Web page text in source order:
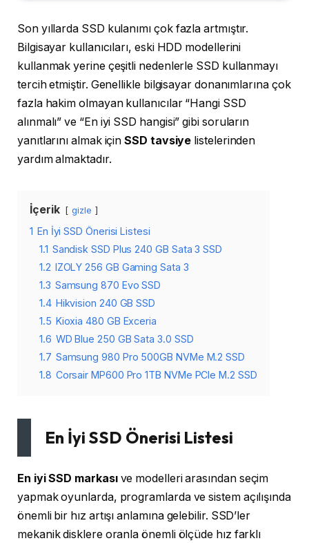
Son yıllarda SSD kulanımı çok fazla artmıştır.
Bilgisayar kullanıcıları, eski HDD modellerini
kullanmak yerine çeşitli nedenlerle SSD kullanmayı
tercih etmiştir. Genellikle bilgisayar donanımlarına çok
fazla hakim olmayan kullanıcılar “Hangi SSD
alınmalı” ve “En iyi SSD hangisi” gibi soruların
yanıtlarını almak içinSSD tavsiye listelerinden
yardım almaktadır.
İçerik gizle
1 En İyi SSD Önerisi Listesi
1.1 Sandisk SSD Plus 240 GB Sata 3 SSD
1.2 IZOLY 256 GB Gaming Sata 3
1.3 Samsung 870 Evo SSD
1.4 Hikvision 240 GB SSD
1.5 Kioxia 480 GB Exceria
1.6 WD Blue 250 GB Sata 3.0 SSD
1.7 Samsung 980 Pro 500GB NVMe M.2 SSD
1.8 Corsair MP600 Pro 1TB NVMe PCIe M.2 SSD
En İyi SSD Önerisi Listesi
En iyi SSD markası ve modelleri arasından seçim
yapmak oyunlarda, programlarda ve sistem açılışında
önemli bir hız artışı anlamına gelebilir. SSD’ler
mekanik disklere oranla önemli ölçüde hız farklı